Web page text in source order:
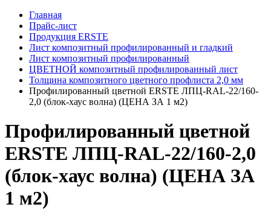
Главная
Прайс-лист
Продукция ERSTE
Лист композитный профилированный и гладкий
Лист композитный профилированный
ЦВЕТНОЙ композитный профилированный лист
Толщина композитного цветного профлиста 2,0 мм
Профилированный цветной ERSTE ЛПЦ-RAL-22/160-
2,0 (блок-хаус волна) (ЦЕНА ЗА 1 м2)
Профилированный цветной
ERSTE ЛПЦ-RAL-22/160-2,0
(блок-хаус волна) (ЦЕНА ЗА
1 м2)